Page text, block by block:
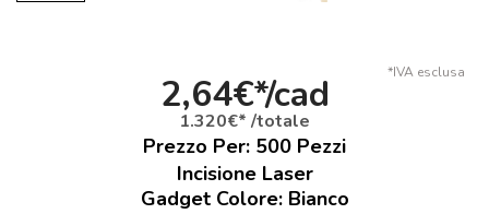
*IVA esclusa
2,64€*/cad
1.320€* /totale
Prezzo Per: 500 Pezzi
Incisione Laser
Gadget Colore: Bianco